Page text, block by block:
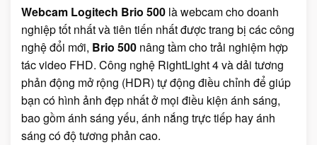
Webcam Logitech Brio 500 là webcam cho doanh
nghiệp tốt nhất và tiên tiến nhất được trang bị các công
nghệ đổi mới, Brio 500 nâng tầm cho trải nghiệm hợp
tác video FHD. Công nghệ RightLight 4 và dải tương
phản động mở rộng (HDR) tự động điều chỉnh để giúp
bạn có hình ảnh đẹp nhất ở mọi điều kiện ánh sáng,
bao gồm ánh sáng yếu, ánh nắng trực tiếp hay ánh
sáng có độ tương phản cao.